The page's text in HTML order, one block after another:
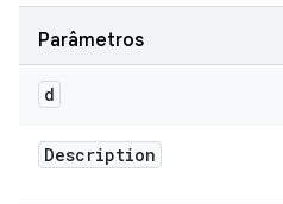
Parâmetros
d
Description